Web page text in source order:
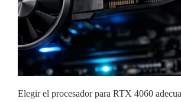
Elegir el procesador para RTX 4060